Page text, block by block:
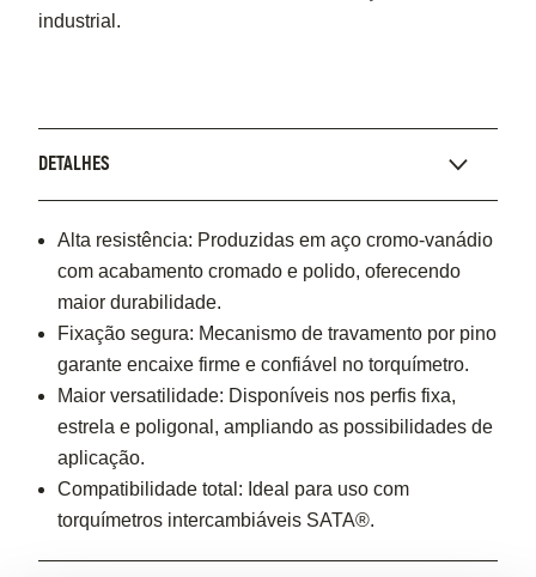
industrial.
DETALHES
Alta resistência: Produzidas em aço cromo-vanádio
com acabamento cromado e polido, oferecendo
maior durabilidade.
Fixação segura: Mecanismo de travamento por pino
garante encaixe firme e confiável no torquímetro.
Maior versatilidade: Disponíveis nos perfis fixa,
estrela e poligonal, ampliando as possibilidades de
aplicação.
Compatibilidade total: Ideal para uso com
torquímetros intercambiáveis SATA®.